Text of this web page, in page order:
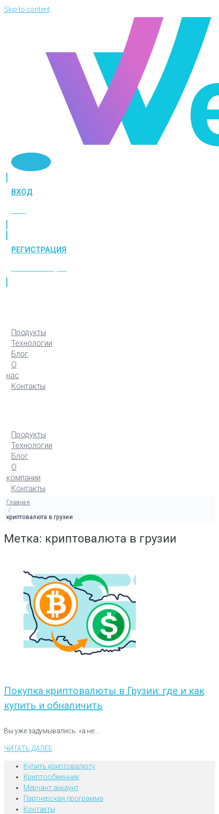
Skip to content
ВХОД
РЕГИСТРАЦИЯ
Продукты
Технологии
Блог
О
нас
Контакты
Продукты
Технологии
Блог
О
компании
Контакты
Главная
/
криптовалюта в грузии
Метка: криптовалюта в грузии
Покупка криптовалюты в Грузии: где и как
купить и обналичить
Вы уже задумывались: «а не...
ЧИТАТЬ ДАЛЕЕ
Купить криптовалюту
Криптообменник
Мерчант аккаунт
Партнерская программа
Контакты